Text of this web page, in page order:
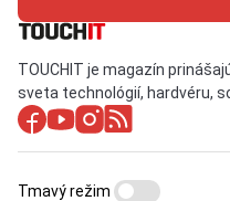
TOUCHIT je magazín
sveta technológií, hardvéru,
Tmavý režim